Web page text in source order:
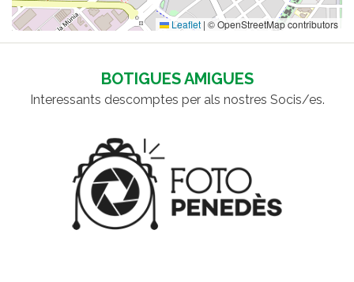
Leaflet | © OpenStreetMap contributors
BOTIGUES AMIGUES
Interessants descomptes per als nostres Socis/es.